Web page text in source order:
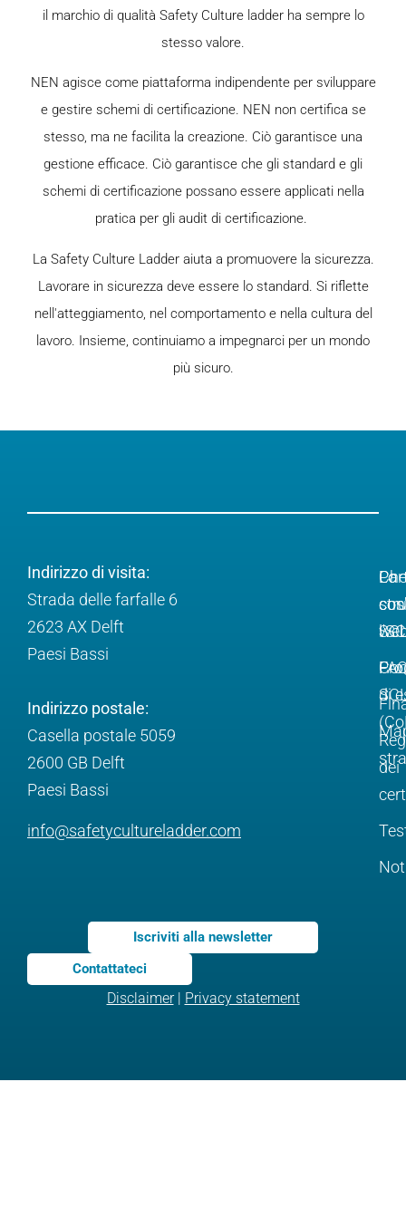
il marchio di qualità Safety Culture ladder ha sempre lo
stesso valore.
NEN agisce come piattaforma indipendente per sviluppare
e gestire schemi di certificazione. NEN non certifica se
stesso, ma ne facilita la creazione. Ciò garantisce una
gestione efficace. Ciò garantisce che gli standard e gli
schemi di certificazione possano essere applicati nella
pratica per gli audit di certificazione.
La Safety Culture Ladder aiuta a promuovere la sicurezza.
Lavorare in sicurezza deve essere lo standard. Si riflette
nell'atteggiamento, nel comportamento e nella cultura del
lavoro. Insieme, continuiamo a impegnarci per un mondo
più sicuro.
Indirizzo di visita:
Strada delle farfalle 6
2623 AX Delft
Paesi Bassi
Indirizzo postale:
Casella postale 5059
2600 GB Delft
Paesi Bassi
info@safetycultureladder.com
Che
Lo
dei
di
Iscriviti alla newsletter
Contattateci
Disclaimer| Privacy statement